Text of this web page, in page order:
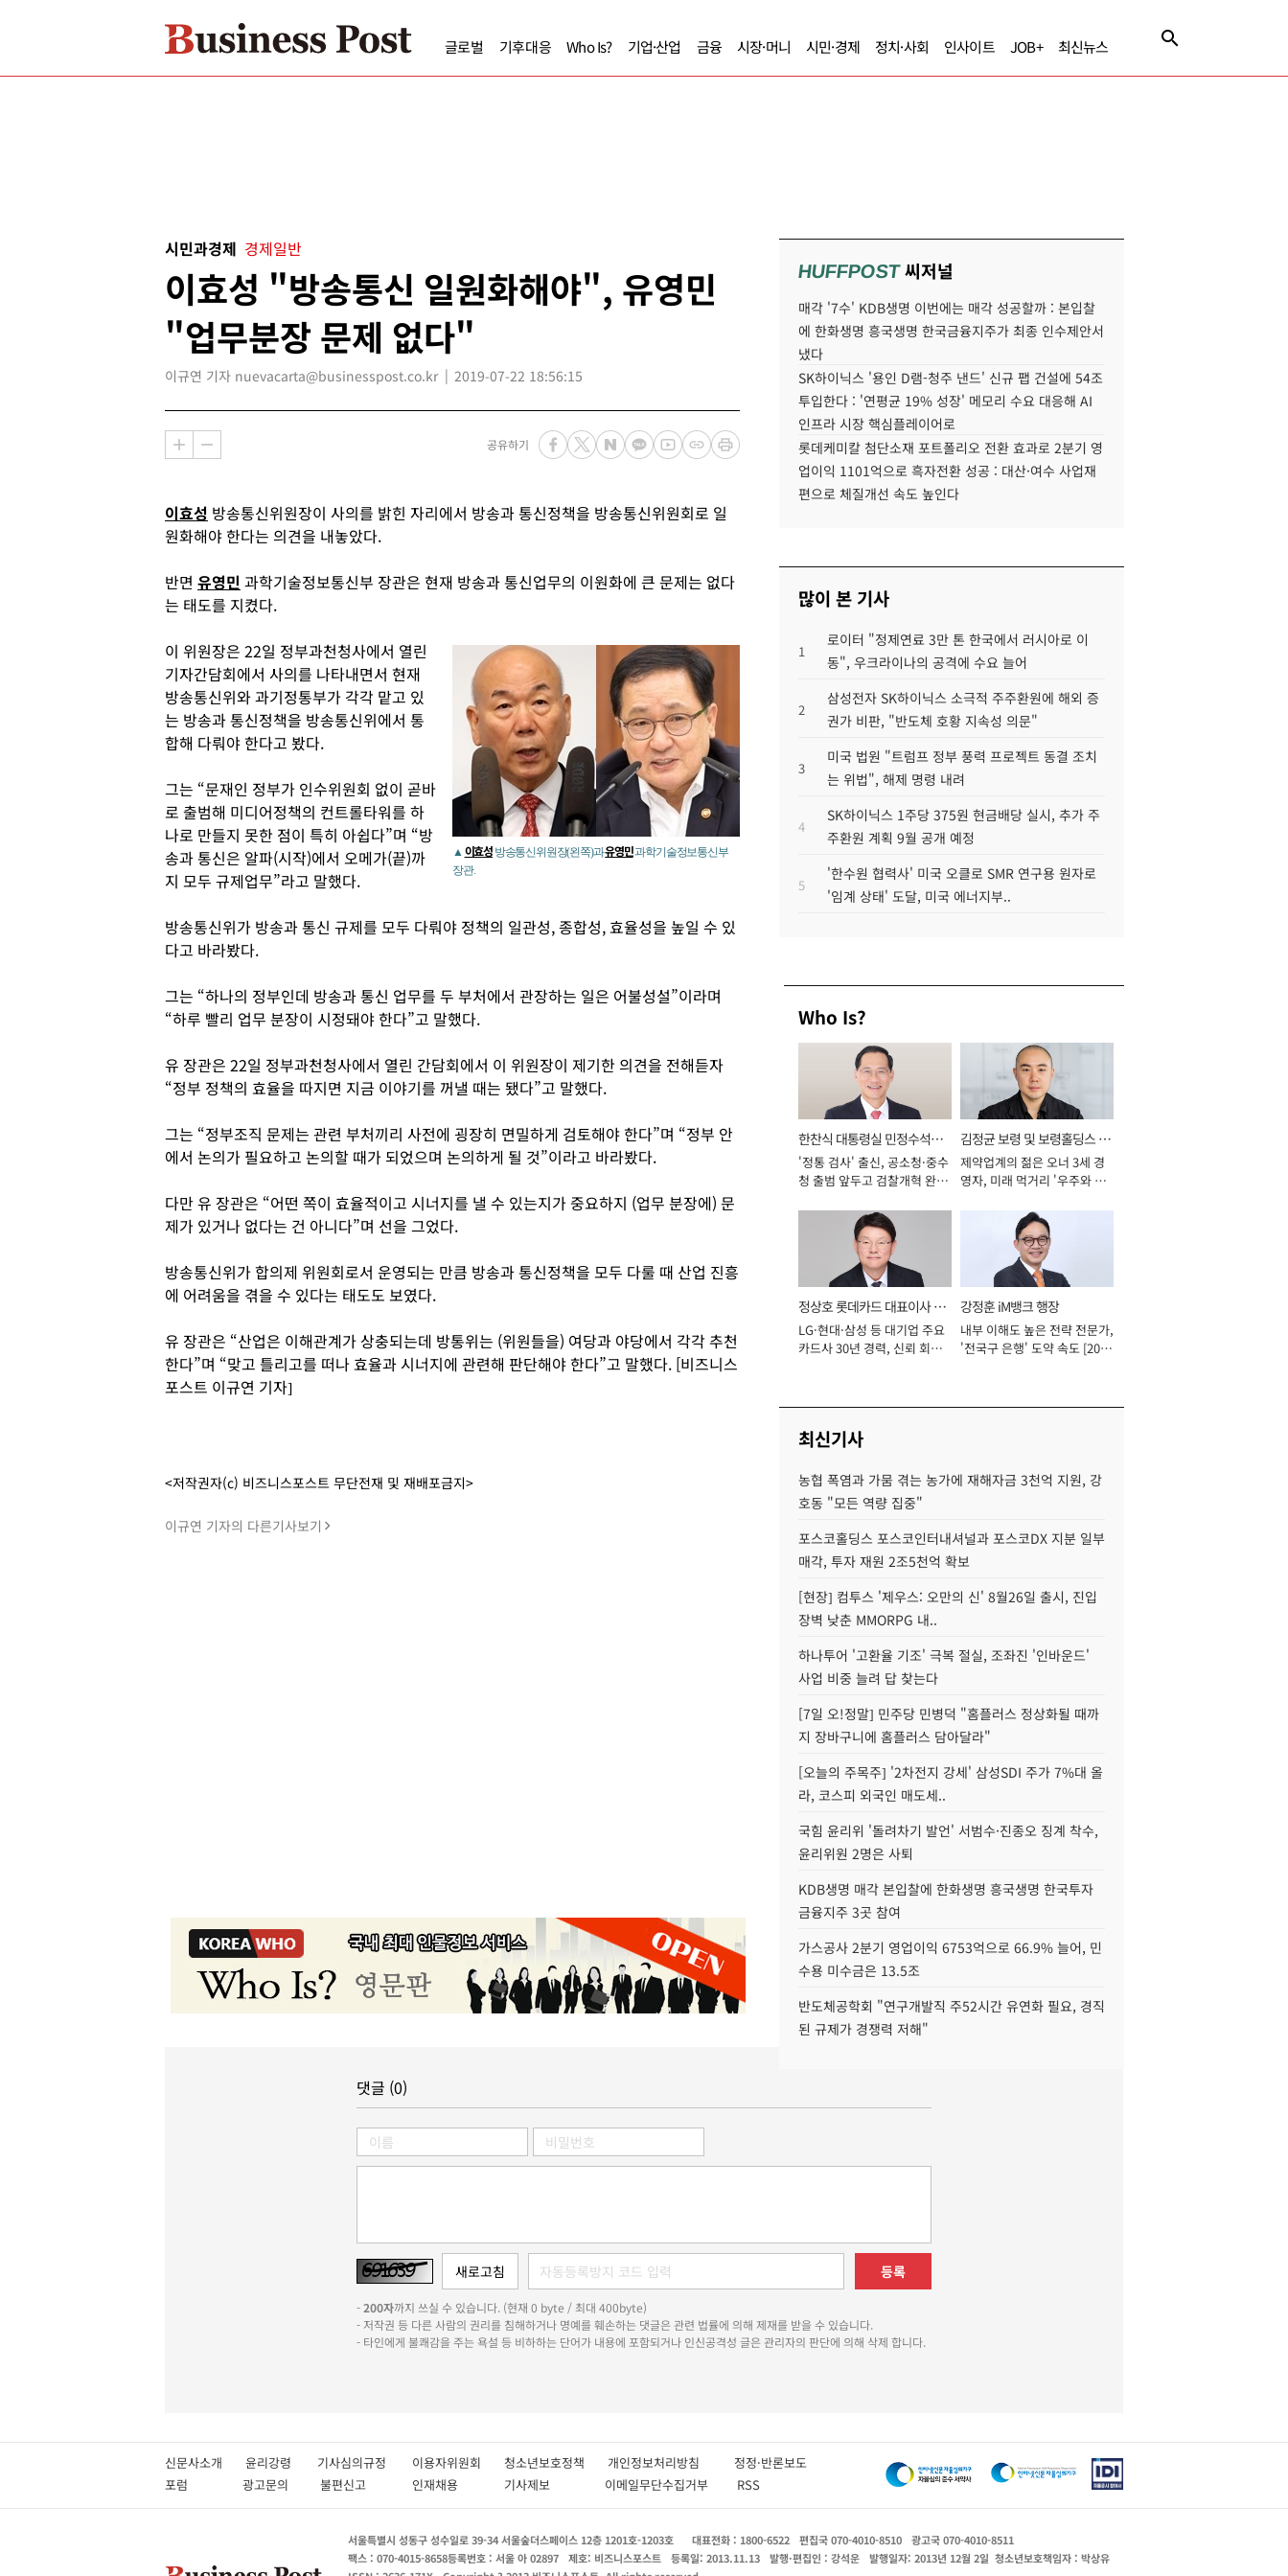
글로벌 기후대응 Who Is? 기업·산업 금융 시장·머니 시민·경제 정치·사회 인사이트 JOB+ 최신뉴스
시민과경제 경제일반
이효성 "방송통신 일원화해야", 유영민
"업무분장 문제 없다"
이규연 기자 nuevacarta@businesspost.co.kr 2019-07-22 18:56:15
공유하기
이효성 방송통신위원장이 사의를 밝힌 자리에서 방송과 통신정책을 방송통신위원회로 일
원화해야 한다는 의견을 내놓았다.
반면 유영민 과학기술정보통신부 장관은 현재 방송과 통신업무의 이원화에 큰 문제는 없다
는 태도를 지켰다.
▲ 이효성 방송통신위원장(왼쪽)과유영민과학기술정보통신부
장관.
이 위원장은 22일 정부과천청사에서 열린
기자간담회에서 사의를 나타내면서 현재
방송통신위와 과기정통부가 각각 맡고 있
는 방송과 통신정책을 방송통신위에서 통
합해 다뤄야 한다고 봤다.
그는 “문재인 정부가 인수위원회 없이 곧바
로 출범해 미디어정책의 컨트롤타워를 하
나로 만들지 못한 점이 특히 아쉽다”며 “방
송과 통신은 알파(시작)에서 오메가(끝)까
지 모두 규제업무”라고 말했다.
방송통신위가 방송과 통신 규제를 모두 다뤄야 정책의 일관성, 종합성, 효율성을 높일 수 있
다고 바라봤다.
그는 “하나의 정부인데 방송과 통신 업무를 두 부처에서 관장하는 일은 어불성설”이라며
“하루 빨리 업무 분장이 시정돼야 한다”고 말했다.
유 장관은 22일 정부과천청사에서 열린 간담회에서 이 위원장이 제기한 의견을 전해듣자
“정부 정책의 효율을 따지면 지금 이야기를 꺼낼 때는 됐다”고 말했다.
그는 “정부조직 문제는 관련 부처끼리 사전에 굉장히 면밀하게 검토해야 한다”며 “정부 안
에서 논의가 필요하고 논의할 때가 되었으며 논의하게 될 것”이라고 바라봤다.
다만 유 장관은 “어떤 쪽이 효율적이고 시너지를 낼 수 있는지가 중요하지 (업무 분장에) 문
제가 있거나 없다는 건 아니다”며 선을 그었다.
방송통신위가 합의제 위원회로서 운영되는 만큼 방송과 통신정책을 모두 다룰 때 산업 진흥
에 어려움을 겪을 수 있다는 태도도 보였다.
유 장관은 “산업은 이해관계가 상충되는데 방통위는 (위원들을) 여당과 야당에서 각각 추천
한다”며 “맞고 틀리고를 떠나 효율과 시너지에 관련해 판단해야 한다”고 말했다. [비즈니스
포스트 이규연 기자]
<저작권자(c) 비즈니스포스트 무단전재 및 재배포금지>
이규연 기자의 다른기사보기
HUFFPOST씨저널
매각 '7수' KDB생명 이번에는 매각 성공할까 : 본입찰
에 한화생명 흥국생명 한국금융지주가 최종 인수제안서
냈다
SK하이닉스 '용인 D램-청주 낸드' 신규 팹 건설에 54조
투입한다 : '연평균 19% 성장' 메모리 수요 대응해 AI
인프라 시장 핵심플레이어로
롯데케미칼 첨단소재 포트폴리오 전환 효과로 2분기 영
업이익 1101억으로 흑자전환 성공 : 대산·여수 사업재
편으로 체질개선 속도 높인다
많이 본 기사
1
로이터 "정제연료 3만 톤 한국에서 러시아로 이
동", 우크라이나의 공격에 수요 늘어
2
삼성전자 SK하이닉스 소극적 주주환원에 해외 증
권가 비판, "반도체 호황 지속성 의문"
3
미국 법원 "트럼프 정부 풍력 프로젝트 동결 조치
는 위법", 해제 명령 내려
4
SK하이닉스 1주당 375원 현금배당 실시, 추가 주
주환원 계획 9월 공개 예정
5
'한수원 협력사' 미국 오클로 SMR 연구용 원자로
'임계 상태' 도달, 미국 에너지부..
Who Is?
한찬식 대통령실 민정수석비
서관
'정통 검사' 출신, 공소청·중수
청 출범 앞두고 검찰개혁 완수
김정균 보령 및 보령홀딩스 대
표이사 사장
제약업계의 젊은 오너 3세 경
영자, 미래 먹거리 '우주와 헬
정상호 롯데카드 대표이사 사
장
LG·현대·삼성 등 대기업 주요
카드사 30년 경력, 신뢰 회복
강정훈 iM뱅크 행장
내부 이해도 높은 전략 전문가,
'전국구 은행' 도약 속도 [2026
최신기사
농협 폭염과 가뭄 겪는 농가에 재해자금 3천억 지원, 강
호동 "모든 역량 집중"
포스코홀딩스 포스코인터내셔널과 포스코DX 지분 일부
매각, 투자 재원 2조5천억 확보
[현장] 컴투스 '제우스: 오만의 신' 8월26일 출시, 진입
장벽 낮춘 MMORPG 내..
하나투어 '고환율 기조' 극복 절실, 조좌진 '인바운드'
사업 비중 늘려 답 찾는다
[7일 오!정말] 민주당 민병덕 "홈플러스 정상화될 때까
지 장바구니에 홈플러스 담아달라"
[오늘의 주목주] '2차전지 강세' 삼성SDI 주가 7%대 올
라, 코스피 외국인 매도세..
국힘 윤리위 '돌려차기 발언' 서범수·진종오 징계 착수,
윤리위원 2명은 사퇴
KDB생명 매각 본입찰에 한화생명 흥국생명 한국투자
금융지주 3곳 참여
가스공사 2분기 영업이익 6753억으로 66.9% 늘어, 민
수용 미수금은 13.5조
반도체공학회 "연구개발직 주52시간 유연화 필요, 경직
된 규제가 경쟁력 저해"
댓글 (0)
등록
-200자까지 쓰실 수 있습니다. (현재 0 byte / 최대 400byte)
- 저작권 등 다른 사람의 권리를 침해하거나 명예를 훼손하는 댓글은 관련 법률에 의해 제재를 받을 수 있습니다.
- 타인에게 불쾌감을 주는 욕설 등 비하하는 단어가 내용에 포함되거나 인신공격성 글은 관리자의 판단에 의해 삭제 합니다.
신문사소개 윤리강령 기사심의규정 이용자위원회 청소년보호정책 개인정보처리방침 정정·반론보도
포럼
광고문의 불편신고 인재채용 기사제보 이메일무단수집거부 RSS
서울특별시 성동구 성수일로 39-34 서울숲더스페이스 12층 1201호-1203호 대표전화 : 1800-6522 편집국 070-4010-8510
광고국 070-4010-8511
팩스 : 070-4015-8658등록번호 : 서울 아 02897 제호: 비즈니스포스트 등록일: 2013.11.13 발행·편집인 : 강석운 발행일자: 2013년 12월 2일 청소년보호책임자 : 박상유